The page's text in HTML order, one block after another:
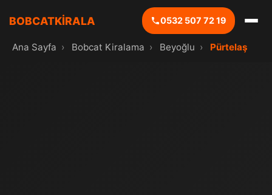
BOBCATKİRALA 0532 507 72 19
Ana Sayfa › Bobcat Kiralama › Beyoğlu › Pürtelaş